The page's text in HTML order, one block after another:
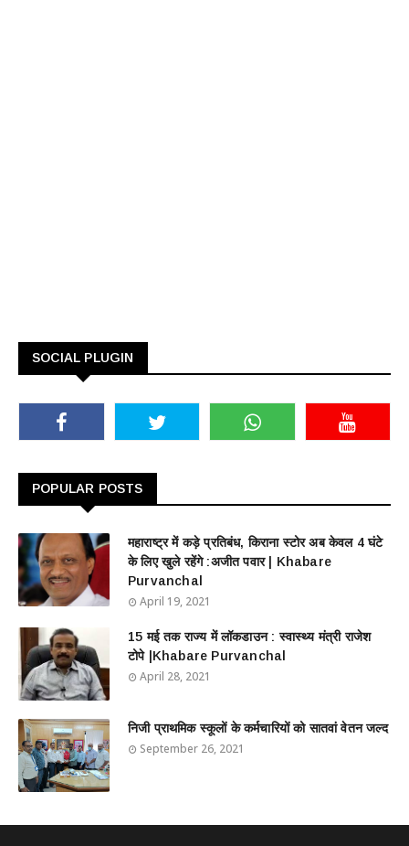
SOCIAL PLUGIN
POPULAR POSTS
महाराष्ट्र में कड़े प्रतिबंध, किराना स्टोर अब केवल 4 घंटे
के लिए खुले रहेंगे :अजीत पवार | Khabare
Purvanchal
April 19, 2021
15 मई तक राज्य में लॉकडाउन : स्वास्थ्य मंत्री राजेश
टोपे |Khabare Purvanchal
April 28, 2021
निजी प्राथमिक स्कूलों के कर्मचारियों को सातवां वेतन जल्द
September 26, 2021